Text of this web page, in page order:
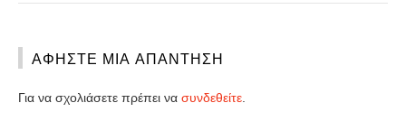
ΑΦΉΣΤΕ ΜΙΑ ΑΠΆΝΤΗΣΗ
Για να σχολιάσετε πρέπει να συνδεθείτε